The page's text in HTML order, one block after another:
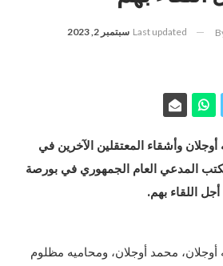
Last updated سبتمبر 2, 2023
وأشقاء المعتقلين الآخرين في
المدعي العام الجمهوري في بورصة
اللقاء بهم.
أوجلان، محمد أوجلان، ومحاميه مظلوم